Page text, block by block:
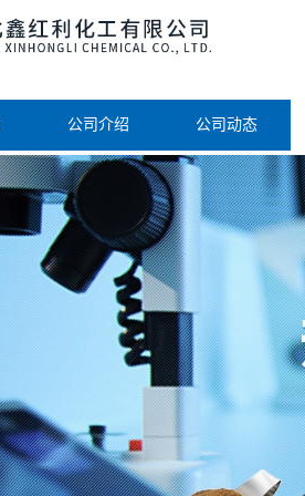
公司介绍 公司动态